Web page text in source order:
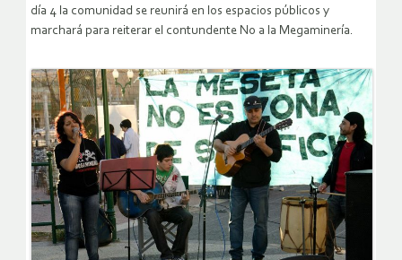
día 4 la comunidad se reunirá en los espacios públicos y
marchará para reiterar el contundente No a la Megaminería.